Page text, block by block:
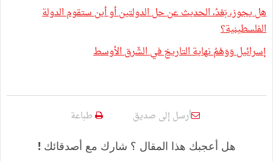
هل يجوز، بَعْدُ، الحديث عن حل الدولتين أو أين ستقوم الدولة
الفلسطينية؟
إسرائيل وَوَهْمُ نهاية التاريخ في الشّرق الأوسط
أرسل إلى صديق طباعة
هل أعجبك هذا المقال ؟ شارك مع أصدقائك !